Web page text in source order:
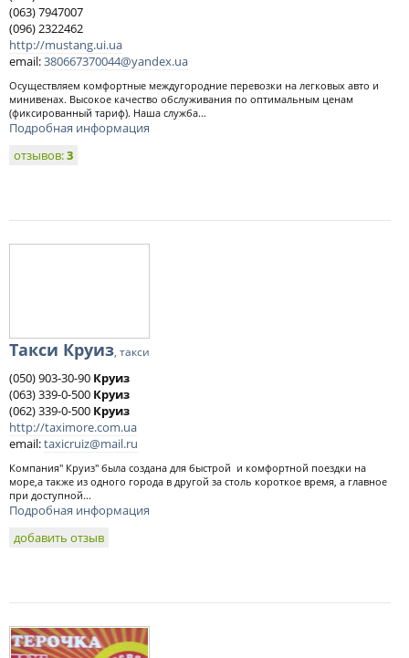
(063) 7947007
(096) 2322462
http://mustang.ui.ua
email:380667370044@yandex.ua
Осуществляем комфортные междугородние перевозки на легковых авто и
минивенах. Высокое качество обслуживания по оптимальным ценам
(фиксированный тариф). Наша служба...
Подробная информация
отзывов:3
Такси Круиз, такси
(050) 903-30-90 Круиз
(063) 339-0-500 Круиз
(062) 339-0-500 Круиз
http://taximore.com.ua
email:taxicruiz@mail.ru
Компания" Круиз" была создана для быстрой и комфортной поездки на
море,а также из одного города в другой за столь короткое время, а главное
при доступной...
Подробная информация
добавить отзыв